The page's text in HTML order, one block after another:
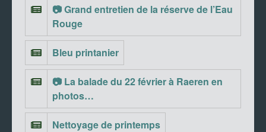
📷 Grand entretien de la réserve de l’Eau
Rouge
Bleu printanier
📷 La balade du 22 février à Raeren en
photos…
Nettoyage de printemps